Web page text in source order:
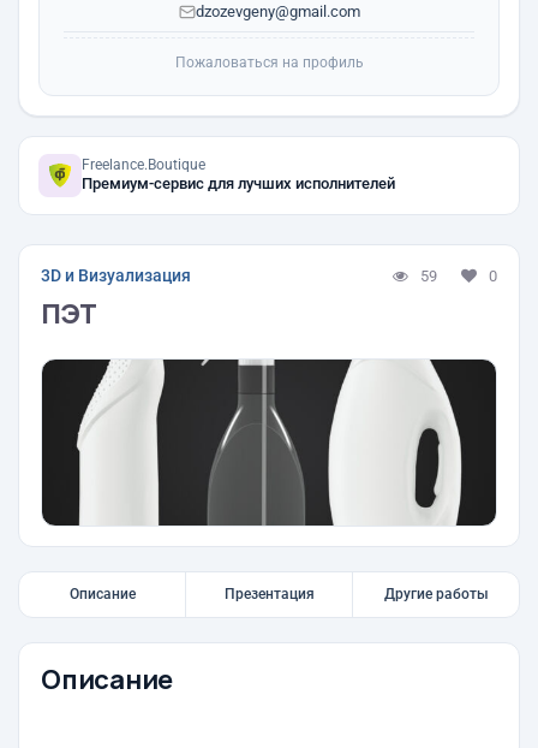
dzozevgeny@gmail.com
Пожаловаться на профиль
Freelance.Boutique
Премиум-сервис для лучших исполнителей
3D и Визуализация 59 0
ПЭТ‎‎
Описание Презентация Другие работы
Описание